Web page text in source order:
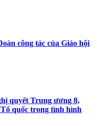
công tác của Giáo hội
quyết Trung ương 8,
quốc trong tình hình